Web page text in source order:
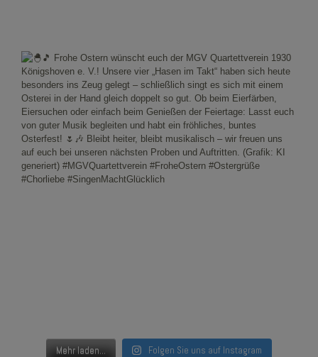
Mehr laden... Folgen Sie uns auf Instagram